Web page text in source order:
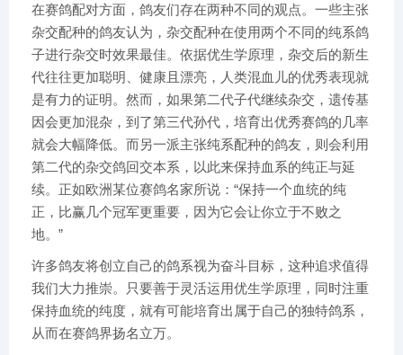
在赛鸽配对方面，鸽友们存在两种不同的观点。一些主张
杂交配种的鸽友认为，杂交配种在使用两个不同的纯系鸽
子进行杂交时效果最佳。依据优生学原理，杂交后的新生
代往往更加聪明、健康且漂亮，人类混血儿的优秀表现就
是有力的证明。然而，如果第二代子代继续杂交，遗传基
因会更加混杂，到了第三代孙代，培育出优秀赛鸽的几率
就会大幅降低。而另一派主张纯系配种的鸽友，则会利用
第二代的杂交鸽回交本系，以此来保持血系的纯正与延
续。正如欧洲某位赛鸽名家所说：“保持一个血统的纯
正，比赢几个冠军更重要，因为它会让你立于不败之
地。”
许多鸽友将创立自己的鸽系视为奋斗目标，这种追求值得
我们大力推崇。只要善于灵活运用优生学原理，同时注重
保持血统的纯度，就有可能培育出属于自己的独特鸽系，
从而在赛鸽界扬名立万。